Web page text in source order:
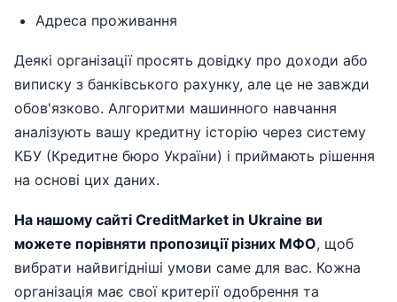
Адреса проживання
Деякі організації просять довідку про доходи або
виписку з банківського рахунку, але це не завжди
обов'язково. Алгоритми машинного навчання
аналізують вашу кредитну історію через систему
КБУ (Кредитне бюро України) і приймають рішення
на основі цих даних.
На нашому сайті CreditMarket in Ukraine ви
можете порівняти пропозиції різних МФО, щоб
вибрати найвигідніші умови саме для вас. Кожна
організація має свої критерії одобрення та